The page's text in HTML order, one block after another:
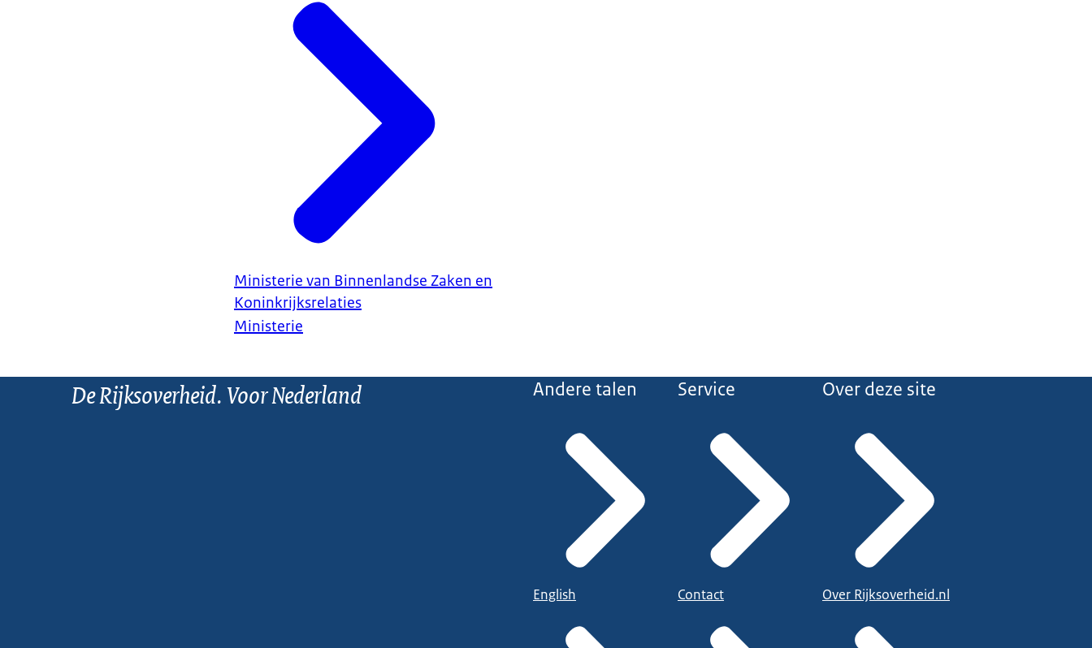
Ministerie van Binnenlandse Zaken en
Koninkrijksrelaties
Ministerie
De Rijksoverheid. Voor Nederland Andere talen
English
Service
Contact
Over deze site
Over Rijksoverheid.nl